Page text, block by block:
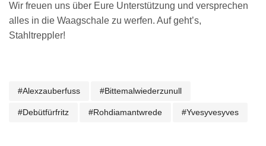
Wir freuen uns über Eure Unterstützung und versprechen
alles in die Waagschale zu werfen. Auf geht’s,
Stahltreppler!
#alexzauberfuss #bittemalwiederzunull
#debütfürfritz #rohdiamantwrede #yvesyvesyves